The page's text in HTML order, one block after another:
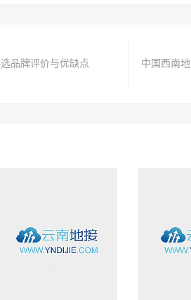
品牌评价与优缺点
中国西南